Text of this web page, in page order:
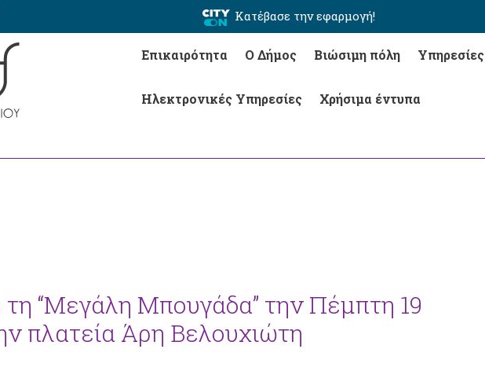
Κατέβασε την εφαρμογή!
Επικαιρότητα Ο Δήμος Βιώσιμη πόλη Υπηρεσίες
Ηλεκτρονικές Υπηρεσίες Χρήσιμα έντυπα
“Μεγάλη Μπουγάδα” την Πέμπτη 19
πλατεία Άρη Βελουχιώτη